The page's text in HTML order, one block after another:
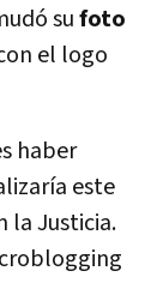
sufoto
el logo
haber
este
la Justicia.